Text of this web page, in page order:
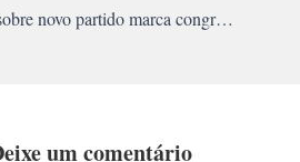
Debate sobre novo partido marca congresso
um comentário